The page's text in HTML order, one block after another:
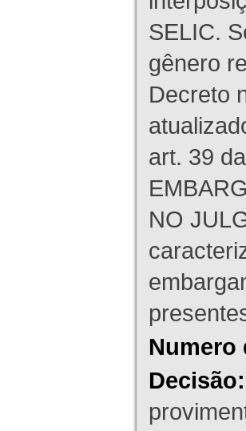
SELIC.
gênero
Decreto
art. 39
NO
Numero
Decisão: